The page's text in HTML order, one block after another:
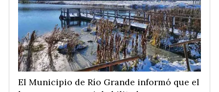
El Municipio de Río Grande informó que el